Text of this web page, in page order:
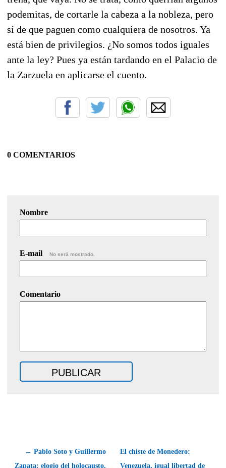
podemitas, de cortarle la cabeza a la nobleza, pero
sí de que paguen como cualquiera de nosotros. Ya
está bien de privilegios. ¿No somos todos iguales
ante la ley? Pues ya están tardando en el Palacio de
la Zarzuela en aplicarse el cuento.
0 COMENTARIOS
Nombre
E-mail No será mostrado.
Comentario
← Pablo Soto y Guillermo
Zapata: elogio del holocausto,
El chiste de Monedero:
Venezuela, igual libertad de